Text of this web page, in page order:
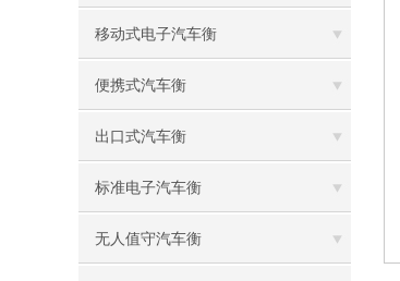
移动式电子汽车衡
便携式汽车衡
出口式汽车衡
标准电子汽车衡
无人值守汽车衡